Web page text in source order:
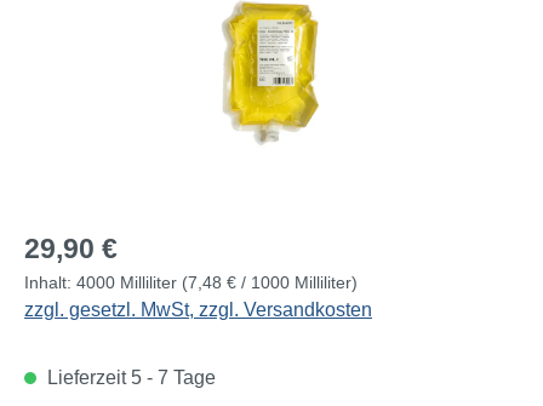
Regulärer Preis:
29,90 €
Inhalt: 4000 Milliliter (7,48 € / 1000 Milliliter)
zzgl. gesetzl. MwSt, zzgl. Versandkosten
Lieferzeit 5 - 7 Tage